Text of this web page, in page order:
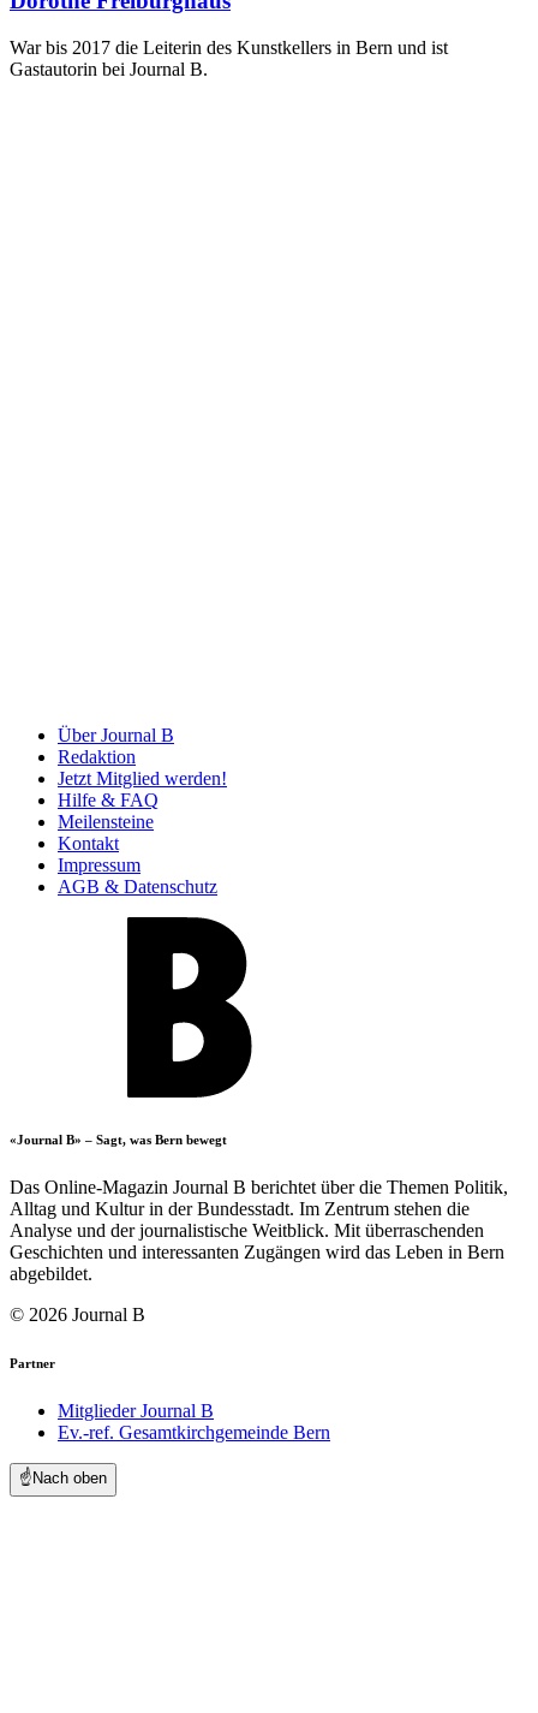
War bis 2017 die Leiterin des Kunstkellers in Bern und ist
Gastautorin bei Journal B.
Über Journal B
Redaktion
Jetzt Mitglied werden!
Hilfe & FAQ
Meilensteine
Kontakt
Impressum
AGB & Datenschutz
«Journal B» – Sagt, was Bern bewegt
Das Online-Magazin Journal B berichtet über die Themen Politik,
Alltag und Kultur in der Bundesstadt. Im Zentrum stehen die
Analyse und der journalistische Weitblick. Mit überraschenden
Geschichten und interessanten Zugängen wird das Leben in Bern
abgebildet.
© 2026 Journal B
Partner
Mitglieder Journal B
Ev.-ref. Gesamtkirchgemeinde Bern
☝️Nach oben